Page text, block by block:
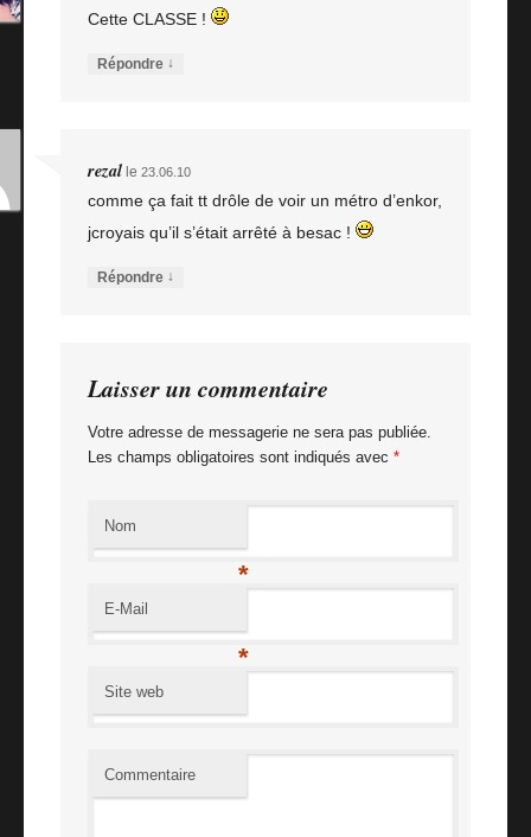
Cette CLASSE !
Répondre ↓
rezalle 23.06.10
comme ça fait tt drôle de voir un métro d’enkor,
jcroyais qu’il s’était arrêté à besac !
Répondre ↓
Laisser un commentaire
Votre adresse de messagerie ne sera pas publiée.
Les champs obligatoires sont indiqués avec *
Nom
*
E-Mail
*
Site web
Commentaire